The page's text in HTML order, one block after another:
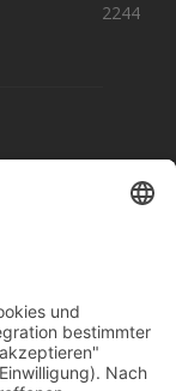
2244
Kreis.